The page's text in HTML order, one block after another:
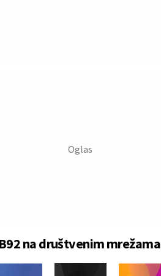
B92 na društvenim mrežama